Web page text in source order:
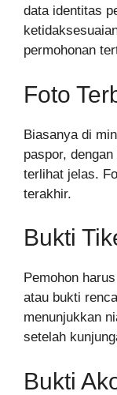
data identitas
permohonan
Foto
Biasanya di
paspor,
terlihat jelas.
terakhir.
Bukti
Pemohon
atau bukti
menunjukkan
setelah
Bukti